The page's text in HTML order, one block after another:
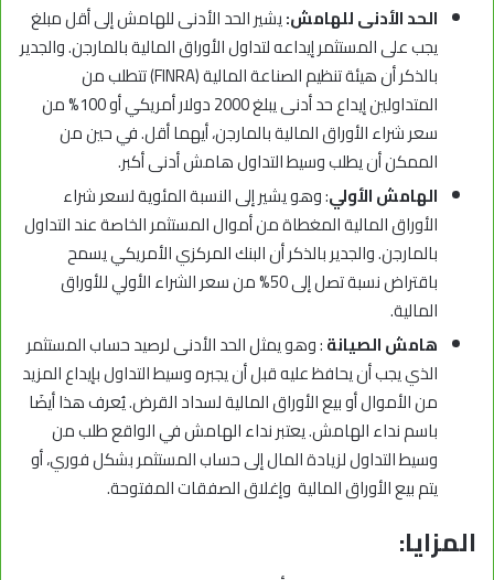
الحد الأدنى للهامش:يشير الحد الأدنى للهامش إلى أقل مبلغ
يجب على المستثمر إيداعه لتداول الأوراق المالية بالمارجن. والجدير
بالذكر أن هيئة تنظيم الصناعة المالية (FINRA) تتطلب من
المتداولين إيداع حد أدنى يبلغ 2000 دولار أمريكي أو 100% من
سعر شراء الأوراق المالية بالمارجن، أيهما أقل. في حين من
الممكن أن يطلب وسيط التداول هامش أدنى أكبر.
الهامش الأولي: وهو يشير إلى النسبة المئوية لسعر شراء
الأوراق المالية المغطاة من أموال المستثمر الخاصة عند التداول
بالمارجن. والجدير بالذكر أن البنك المركزي الأمريكي يسمح
باقتراض نسبة تصل إلى 50% من سعر الشراء الأولي للأوراق
المالية.
هامش الصيانة: وهو يمثل الحد الأدنى لرصيد حساب المستثمر
الذي يجب أن يحافظ عليه قبل أن يجبره وسيط التداول بإيداع المزيد
من الأموال أو بيع الأوراق المالية لسداد القرض. يُعرف هذا أيضَا
باسم نداء الهامش. يعتبر نداء الهامش في الواقع طلب من
وسيط التداول لزيادة المال إلى حساب المستثمر بشكل فوري، أو
يتم بيع الأوراق المالية وإغلاق الصفقات المفتوحة.
المزايا: